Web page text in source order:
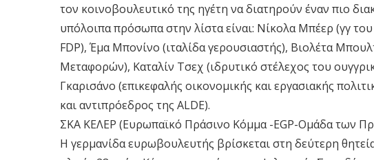
τον κοινοβουλευτικό της ηγέτη να διατηρούν έναν πιο
υπόλοιπα πρόσωπα στην λίστα είναι: Νίκολα Μπέερ (γγ
FDP), Έμα Μπονίνο (ιταλίδα γερουσιαστής), Βιολέτα
Μεταφορών), Καταλίν Τσεχ (ιδρυτικό στέλεχος του
Γκαρισάνο (επικεφαλής οικονομικής και εργασιακής
και αντιπρόεδρος της ALDE).
ΣΚΑ ΚΕΛΕΡ (Ευρωπαϊκό Πράσινο Κόμμα -EGP-Ομάδα των
Η γερμανίδα ευρωβουλευτής βρίσκεται στη δεύτερη